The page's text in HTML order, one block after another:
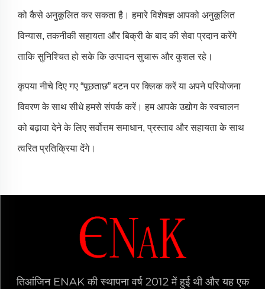
को कैसे अनुकूलित कर सकता है। हमारे विशेषज्ञ आपको अनुकूलित
विन्यास, तकनीकी सहायता और बिक्री के बाद की सेवा प्रदान करेंगे
ताकि सुनिश्चित हो सके कि उत्पादन सुचारू और कुशल रहे।
कृपया नीचे दिए गए “पूछताछ” बटन पर क्लिक करें या अपने परियोजना
विवरण के साथ सीधे हमसे संपर्क करें। हम आपके उद्योग के स्वचालन
को बढ़ावा देने के लिए सर्वोत्तम समाधान, प्रस्ताव और सहायता के साथ
त्वरित प्रतिक्रिया देंगे।
तिआंजिन ENAK की स्थापना वर्ष 2012 में हुई थी और यह एक